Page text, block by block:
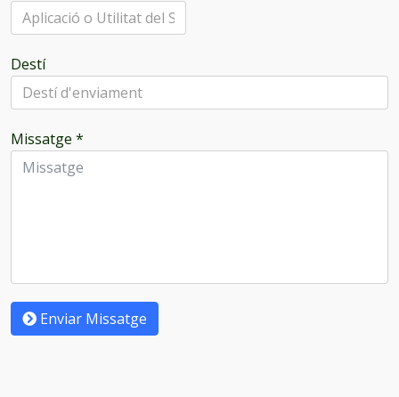
Destí
Missatge *
Enviar Missatge